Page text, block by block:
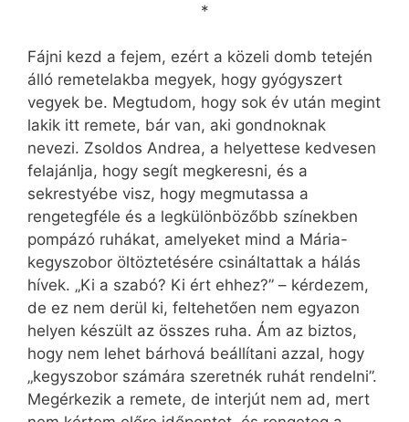
*
Fájni kezd a fejem, ezért a közeli domb tetején
álló remetelakba megyek, hogy gyógyszert
vegyek be. Megtudom, hogy sok év után megint
lakik itt remete, bár van, aki gondnoknak
nevezi. Zsoldos Andrea, a helyettese kedvesen
felajánlja, hogy segít megkeresni, és a
sekrestyébe visz, hogy megmutassa a
rengetegféle és a legkülönbözőbb színekben
pompázó ruhákat, amelyeket mind a Mária-
kegyszobor öltöztetésére csináltattak a hálás
hívek. „Ki a szabó? Ki ért ehhez?” – kérdezem,
de ez nem derül ki, feltehetően nem egyazon
helyen készült az összes ruha. Ám az biztos,
hogy nem lehet bárhová beállítani azzal, hogy
„kegyszobor számára szeretnék ruhát rendelni”.
Megérkezik a remete, de interjút nem ad, mert